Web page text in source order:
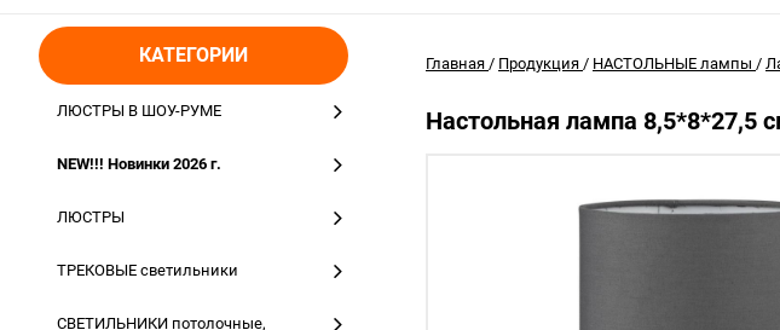
КАТЕГОРИИ
ЛЮСТРЫ В ШОУ-РУМЕ
NEW!!! Новинки 2026 г.
ЛЮСТРЫ
ТРЕКОВЫЕ светильники
СВЕТИЛЬНИКИ потолочные,
Главная / Продукция / НАСТОЛЬНЫЕ лампы /
Настольная лампа 8,5*8*27,5